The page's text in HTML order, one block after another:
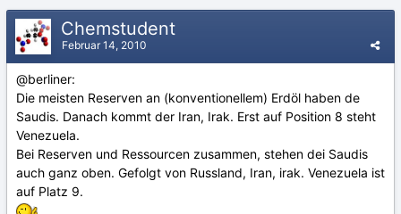
Chemstudent
Februar 14, 2010
@berliner:
Die meisten Reserven an (konventionellem) Erdöl haben de
Saudis. Danach kommt der Iran, Irak. Erst auf Position 8 steht
Venezuela.
Bei Reserven und Ressourcen zusammen, stehen dei Saudis
auch ganz oben. Gefolgt von Russland, Iran, irak. Venezuela ist
auf Platz 9.